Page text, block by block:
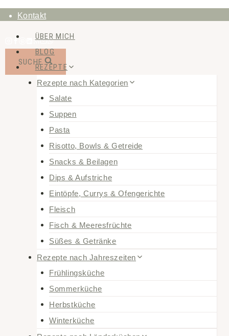
Zum
Inhalt
springen
Kontakt
SUCHE
ÜBER MICH
BLOG
REZEPTE
Rezepte nach Kategorien
Salate
Suppen
Pasta
Risotto, Bowls & Getreide
Snacks & Beilagen
Dips & Aufstriche
Eintöpfe, Currys & Ofengerichte
Fleisch
Fisch & Meeresfrüchte
Süßes & Getränke
Rezepte nach Jahreszeiten
Frühlingsküche
Sommerküche
Herbstküche
Winterküche